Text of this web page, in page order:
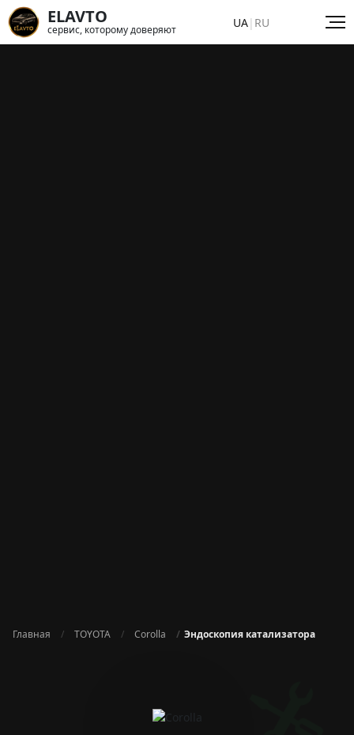
ELAVTO
сервис, которому доверяют UA| RU
Главная TOYOTA Corolla Эндоскопия катализатора